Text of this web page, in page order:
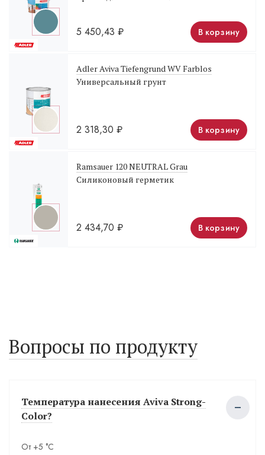
5 450,43 ₽ В корзину
Adler Aviva Tiefengrund WV Farblos
Универсальный грунт
2 318,30 ₽ В корзину
Ramsauer 120 NEUTRAL Grau
Силиконовый герметик
2 434,70 ₽ В корзину
Вопросы по продукту
Температура нанесения Aviva Strong-
Color?
От +5 °С